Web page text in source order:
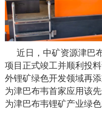
近日，中矿资源津巴
项目正式竣工并顺利投
外锂矿绿色开发领域再
为津巴布韦首家应用该
为津巴布韦锂矿产业绿